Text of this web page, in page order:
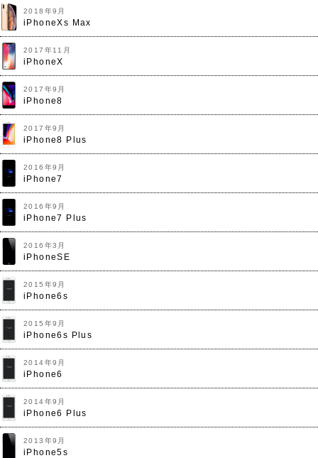
2018年9月
iPhoneXs Max
2017年11月
iPhoneX
2017年9月
iPhone8
2017年9月
iPhone8 Plus
2016年9月
iPhone7
2016年9月
iPhone7 Plus
2016年3月
iPhoneSE
2015年9月
iPhone6s
2015年9月
iPhone6s Plus
2014年9月
iPhone6
2014年9月
iPhone6 Plus
2013年9月
iPhone5s